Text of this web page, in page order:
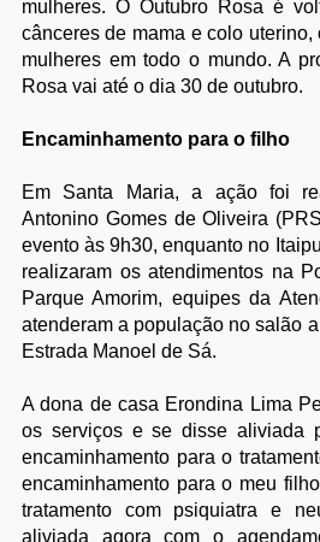
mulheres. O Outubro Rosa é
cânceres de mama e colo
mulheres em todo o mundo. A
Rosa vai até o dia 30 de outubro.
Encaminhamento para o filho
Em Santa Maria, a ação foi
Antonino Gomes de Oliveira
evento às 9h30, enquanto no
realizaram os atendimentos na
Parque Amorim, equipes da
atenderam a população no salão
Estrada Manoel de Sá.
A dona de casa Erondina Lima
os serviços e se disse aliviada
encaminhamento para o
encaminhamento para o meu
tratamento com psiquiatra e
aliviada agora com o